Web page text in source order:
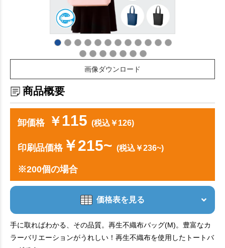
画像ダウンロード
商品概要
卸価格 ￥115 (税込￥126)
印刷品価格￥215~ (税込￥236~)
※200個の場合
価格表を見る
手に取ればわかる、その品質。再生不織布バッグ(M)。豊富なカ
ラーバリエーションがうれしい！再生不織布を使用したトートバ